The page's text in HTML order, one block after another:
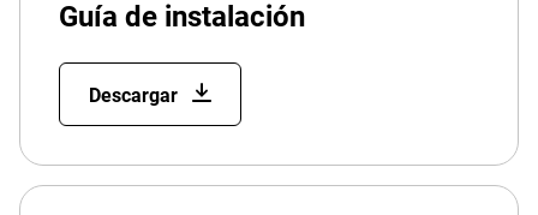
Guía de instalación
Descargar